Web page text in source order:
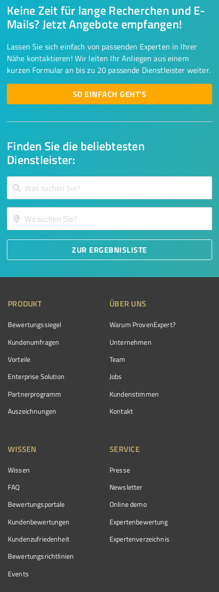
Finden Sie die beliebtesten
Dienstleister:
ZUR ERGEBNISLISTE
Keine Zeit für lange Recherchen und E-
Mails? Jetzt Angebote empfangen!
Lassen Sie sich einfach von passenden Experten in Ihrer
Nähe kontaktieren! Wir leiten Ihr Anliegen aus einem
kurzen Formular an bis zu 20 passende Dienstleister weiter.
SO EINFACH GEHT'S
PRODUKT
Bewertungssiegel
Kundenumfragen
Vorteile
Enterprise Solution
Partnerprogramm
Auszeichnungen
ÜBER UNS
Warum ProvenExpert?
Unternehmen
Team
Jobs
Kundenstimmen
Kontakt
WISSEN
Wissen
FAQ
Bewertungsportale
Kundenbewertungen
Kundenzufriedenheit
Bewertungs­richtlinien
Events
SERVICE
Presse
Newsletter
Online demo
Expertenbewertung
Expertenverzeichnis